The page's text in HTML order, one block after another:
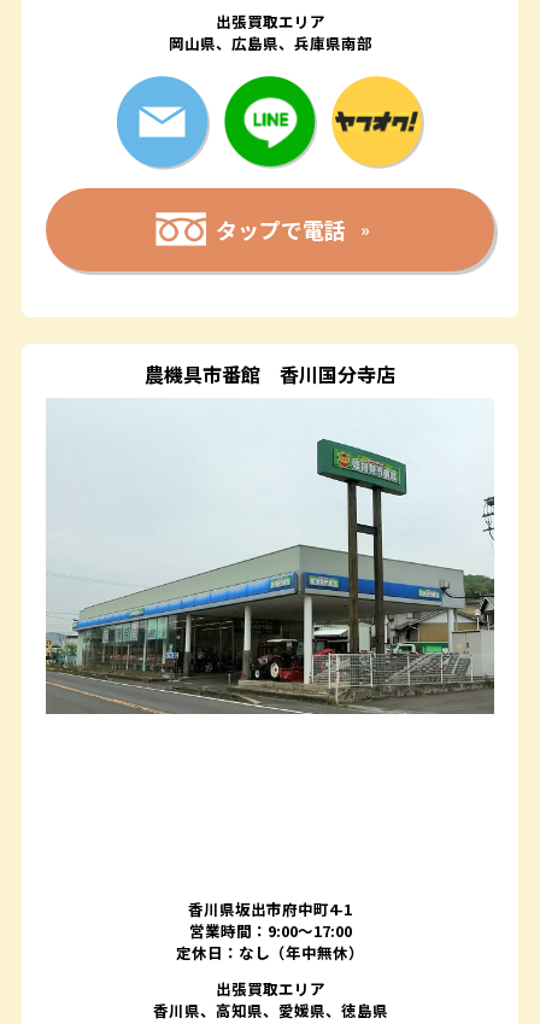
出張買取エリア
岡山県、広島県、兵庫県南部
タップで電話
農機具市番館 香川国分寺店
香川県坂出市府中町4-1
営業時間：9:00～17:00
定休日：なし（年中無休）
出張買取エリア
香川県、高知県、愛媛県、徳島県